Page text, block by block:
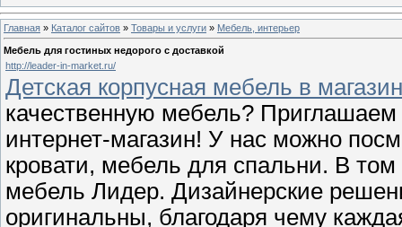
Главная » Каталог сайтов » Товары и услуги » Мебель, интерьер
Мебель для гостиных недорого с доставкой
http://leader-in-market.ru/
Детская корпусная мебель в
качественную мебель?
интернет-магазин! У нас можно
кровати, мебель для спальни. В
мебель Лидер. Дизайнерские
оригинальны, благодаря чему